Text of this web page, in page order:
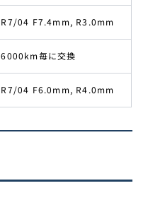
R7/04 F7.4mm, R3.0mm
6000km毎に交換
R7/04 F6.0mm, R4.0mm